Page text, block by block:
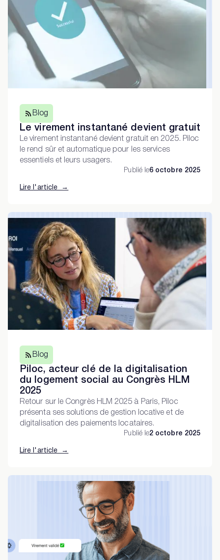
Blog
Le virement instantané devient gratuit
Le virement instantané devient gratuit en 2025. Piloc
le rend sûr et automatique pour les services
essentiels et leurs usagers.
Publié le6 octobre 2025
Lire l'article →
Blog
Piloc, acteur clé de la digitalisation
du logement social au Congrès HLM
2025
Retour sur le Congrès HLM 2025 à Paris, Piloc
présenta ses solutions de gestion locative et de
digitalisation des paiements locataires.
Publié le2 octobre 2025
Lire l'article →